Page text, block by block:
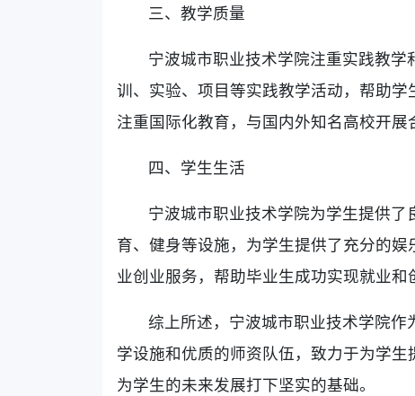
三、教学质量
宁波城市职业技术学院注重实践教
训、实验、项目等实践教学活动，帮助
注重国际化教育，与国内外知名高校开展
四、学生生活
宁波城市职业技术学院为学生提供
育、健身等设施，为学生提供了充分的
业创业服务，帮助毕业生成功实现就业和
综上所述，宁波城市职业技术学院
学设施和优质的师资队伍，致力于为学生
为学生的未来发展打下坚实的基础。